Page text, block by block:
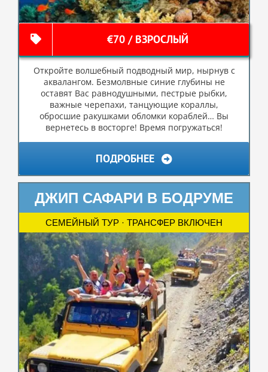
€70 / ВЗРОСЛЫЙ
Откройте волшебный подводный мир, нырнув с
аквалангом. Безмолвные синие глубины не
оставят Вас равнодушными, пестрые рыбки,
важные черепахи, танцующие кораллы,
обросшие ракушками обломки кораблей… Вы
вернетесь в восторге! Время погружаться!
ПОДРОБНЕЕ
ДЖИП САФАРИ В БОДРУМЕ
СЕМЕЙНЫЙ ТУР · ТРАНСФЕР ВКЛЮЧЕН